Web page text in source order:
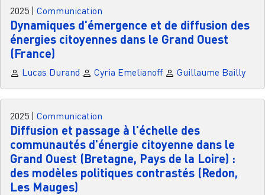
2025 Communication
Dynamiques d'émergence et de diffusion des
énergies citoyennes dans le Grand Ouest
(France)
Lucas Durand Cyria Emelianoff Guillaume Bailly
2025 Communication
Diffusion et passage à l'échelle des
communautés d'énergie citoyenne dans le
Grand Ouest (Bretagne, Pays de la Loire) :
des modèles politiques contrastés (Redon,
Les Mauges)